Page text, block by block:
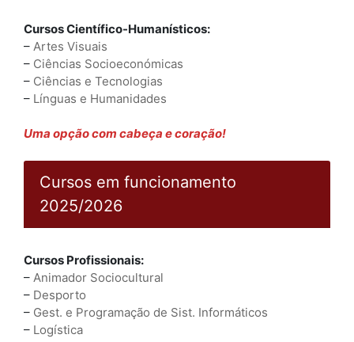
Cursos Científico-Humanísticos:
– Artes Visuais
– Ciências Socioeconómicas
– Ciências e Tecnologias
– Línguas e Humanidades
Uma opção com cabeça e coração!
Cursos em funcionamento
2025/2026
Cursos Profissionais:
– Animador Sociocultural
– Desporto
– Gest. e Programação de Sist. Informáticos
– Logística